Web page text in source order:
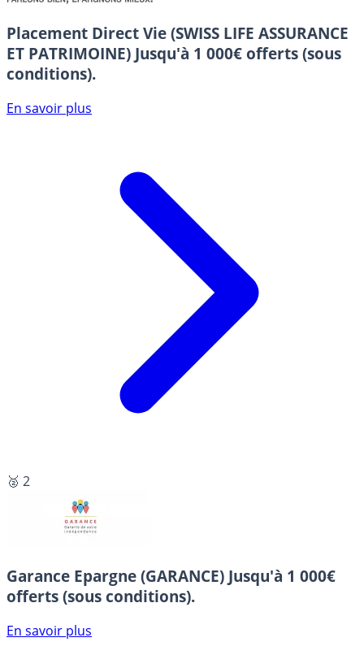
Placement Direct Vie (SWISS LIFE ASSURANCE
ET PATRIMOINE) Jusqu'à 1 000€ offerts (sous
conditions).
En savoir plus
🥈 2
Garance Epargne (GARANCE) Jusqu'à 1 000€
offerts (sous conditions).
En savoir plus